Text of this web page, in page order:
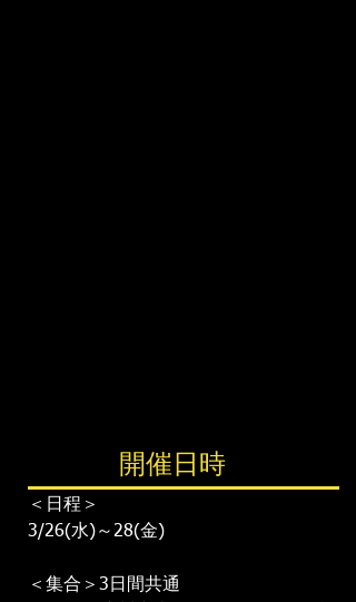
開催日時
＜日程＞
3/26(水)～28(金)
＜集合＞3日間共通